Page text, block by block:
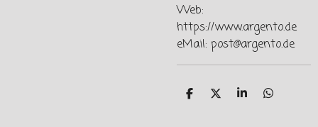
Web:
https://www.argento.de
eMail: post@argento.de
T T T T